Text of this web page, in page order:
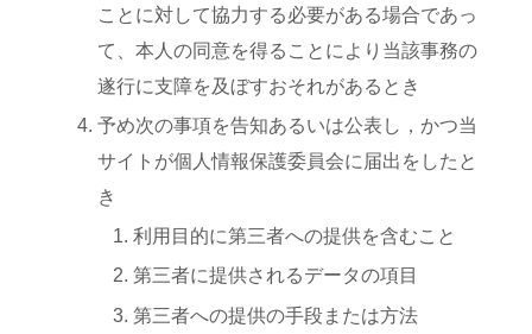
ことに対して協力する必要がある場合であっ
て、本人の同意を得ることにより当該事務の
遂行に支障を及ぼすおそれがあるとき
予め次の事項を告知あるいは公表し，かつ当
サイトが個人情報保護委員会に届出をしたと
き
利用目的に第三者への提供を含むこと
第三者に提供されるデータの項目
第三者への提供の手段または方法